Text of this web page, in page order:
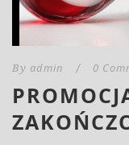
By admin / 0